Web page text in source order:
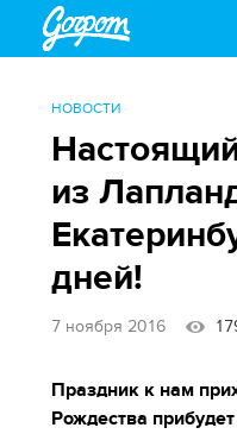
НОВОСТИ
из
дней!
7 ноября 2016
Праздник к нам
Рождества